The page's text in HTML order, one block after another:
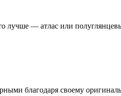
лучше — атлас или
благодаря своему